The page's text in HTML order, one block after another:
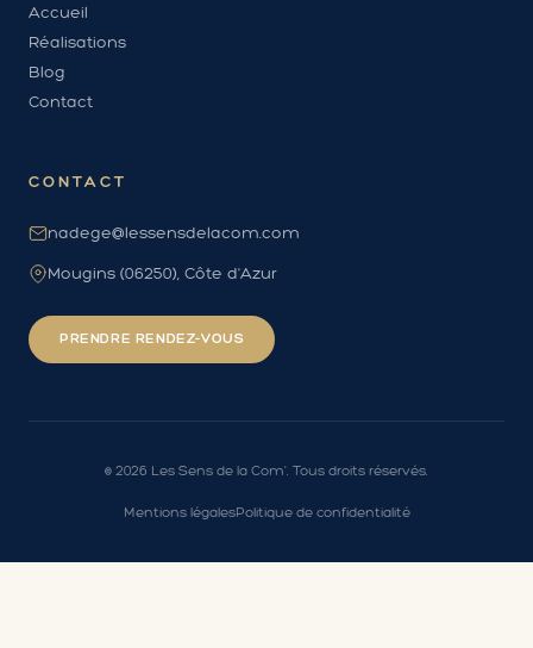
Accueil
Réalisations
Blog
Contact
CONTACT
nadege@lessensdelacom.com
Mougins (06250), Côte d'Azur
PRENDRE RENDEZ-VOUS
© 2026 Les Sens de la Com'. Tous droits réservés.
Mentions légalesPolitique de confidentialité